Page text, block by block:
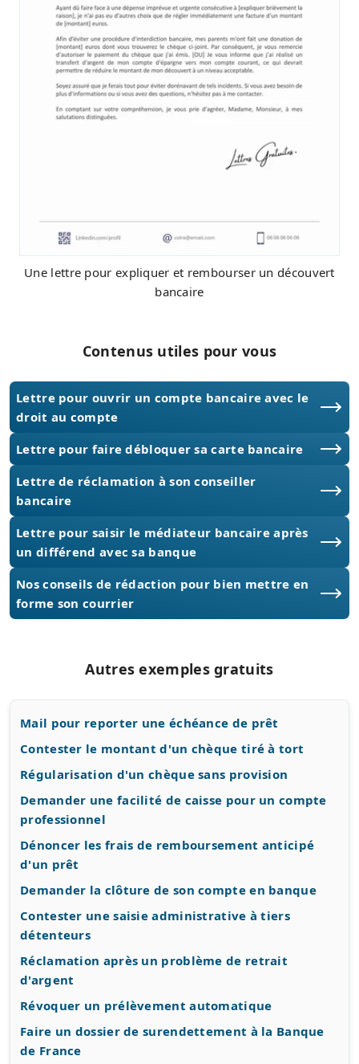
Une lettre pour expliquer et rembourser un découvert
bancaire
Contenus utiles pour vous
Lettre pour ouvrir un compte bancaire avec le
droit au compte
Lettre pour faire débloquer sa carte bancaire
Lettre de réclamation à son conseiller
bancaire
Lettre pour saisir le médiateur bancaire après
un différend avec sa banque
Nos conseils de rédaction pour bien mettre en
forme son courrier
Autres exemples gratuits
Mail pour reporter une échéance de prêt
Contester le montant d'un chèque tiré à tort
Régularisation d'un chèque sans provision
Demander une facilité de caisse pour un compte
professionnel
Dénoncer les frais de remboursement anticipé
d'un prêt
Demander la clôture de son compte en banque
Contester une saisie administrative à tiers
détenteurs
Réclamation après un problème de retrait
d'argent
Révoquer un prélèvement automatique
Faire un dossier de surendettement à la Banque
de France